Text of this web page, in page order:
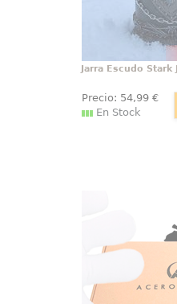
Jarra Escudo Stark
Precio: 54,99€
En Stock
Caja
Caja temática
en la magia?
cuqui del
una caja
contenido
amantes del